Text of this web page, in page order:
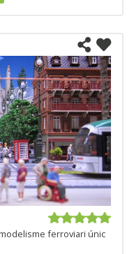
ferroviari únic